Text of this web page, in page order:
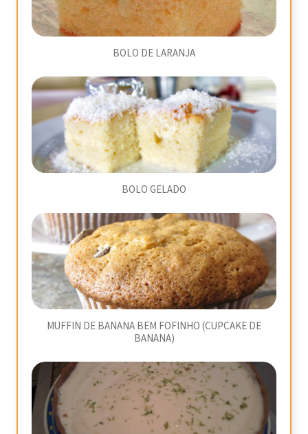
BOLO DE LARANJA
BOLO GELADO
MUFFIN DE BANANA BEM FOFINHO (CUPCAKE DE
BANANA)